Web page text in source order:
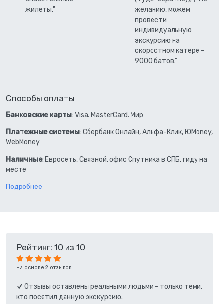
жилеты."
желанию, можем
провести
индивидуальную
экскурсию на
скоростном катере –
9000 батов."
Способы оплаты
Банковские карты: Visa, MasterCard, Мир
Платежные системы: Сбербанк Онлайн, Альфа-Клик, ЮMoney,
WebMoney
Наличные: Евросеть, Связной, офис Спутника в СПБ, гиду на
месте
Подробнее
Рейтинг: 10 из 10
на основе 2 отзывов
Отзывы оставлены реальными людьми - только теми,
кто посетил данную экскурсию.